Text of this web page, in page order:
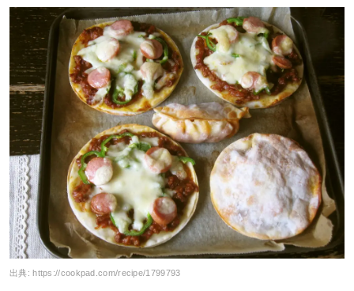
出典:https://cookpad.com/recipe/1799793